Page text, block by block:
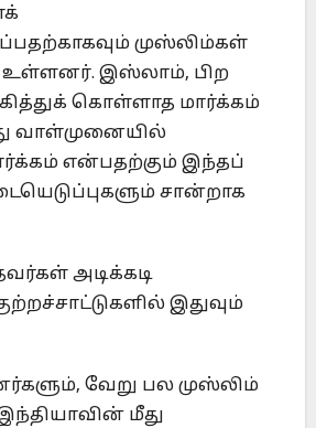
முஸ்லிம்கள்
உள்ளனர். இஸ்லாம், பிற
கொள்ளாத மார்க்கம்
வாள்முனையில்
என்பதற்கும் இந்தப்
சான்றாக
அடிக்கடி
இதுவும்
வேறு பல முஸ்லிம்
மீது